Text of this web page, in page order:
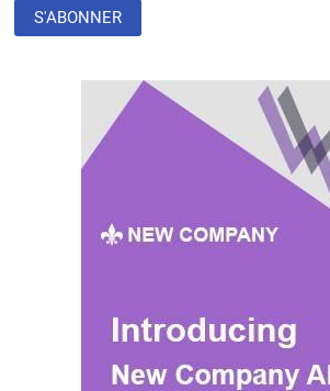
ÉLIMINENT
LA
PROBLÈME
DE
SANTÉ